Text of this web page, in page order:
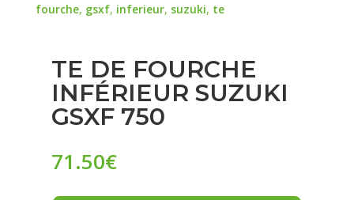
fourche, gsxf, inferieur, suzuki, te
TE DE FOURCHE
INFÉRIEUR SUZUKI
GSXF 750
71.50€